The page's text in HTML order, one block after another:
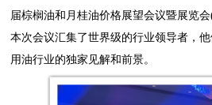
届棕榈油和月桂油价格展望会议暨展览会
本次会议汇集了世界级的行业领导者，
用油行业的独家见解和前景。